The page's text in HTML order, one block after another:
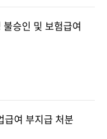
승인 및 보험급여
여 부지급 처분